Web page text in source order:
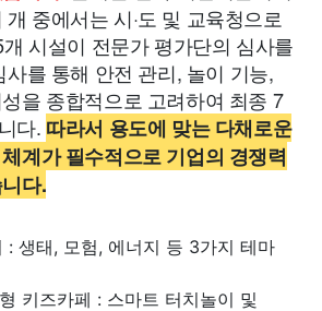
중에서는 시·도 및 교육청으로
시설이 전문가 평가단의 심사를
사를 통해 안전 관리, 놀이 기능,
을 종합적으로 고려하여 최종 7
다. 따라서 용도에 맞는 다채로운
계가 필수적으로 기업의 경쟁력
다.
: 생태, 모험, 에너지 등 3가지 테마
키즈카페 : 스마트 터치놀이 및